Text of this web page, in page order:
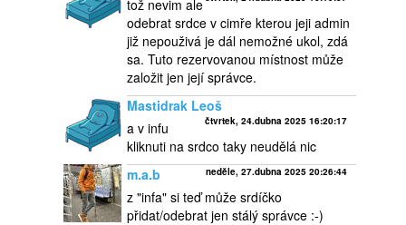
tož nevim ale
odebrat srdce v cimře kterou jeji admin
již nepouživá je dál nemožné ukol, zdá
sa. Tuto rezervovanou místnost může
založit jen její správce.
Mastidrak Leoš
čtvrtek, 24.dubna 2025 16:20:17
a v infu
kliknuti na srdco taky neudělá nic
m.a.b
neděle, 27.dubna 2025 20:26:44
z "infa" si teď může srdíčko
přidat/odebrat jen stálý správce :-)